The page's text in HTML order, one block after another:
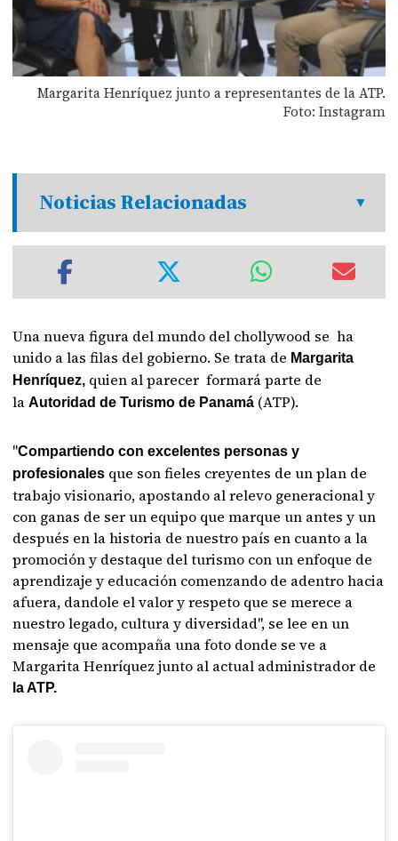
Margarita Henríquez junto a representantes de la ATP.
Foto: Instagram
Noticias Relacionadas
Una nueva figura del mundo del chollywood se ha
unido a las filas del gobierno. Se trata de Margarita
Henríquez, quien al parecer formará parte de
la Autoridad de Turismo de Panamá (ATP).
"Compartiendo con excelentes personas y
profesionales que son fieles creyentes de un plan de
trabajo visionario, apostando al relevo generacional y
con ganas de ser un equipo que marque un antes y un
después en la historia de nuestro país en cuanto a la
promoción y destaque del turismo con un enfoque de
aprendizaje y educación comenzando de adentro hacia
afuera, dandole el valor y respeto que se merece a
nuestro legado, cultura y diversidad", se lee en un
mensaje que acompaña una foto donde se ve a
Margarita Henríquez junto al actual administrador de
la ATP.